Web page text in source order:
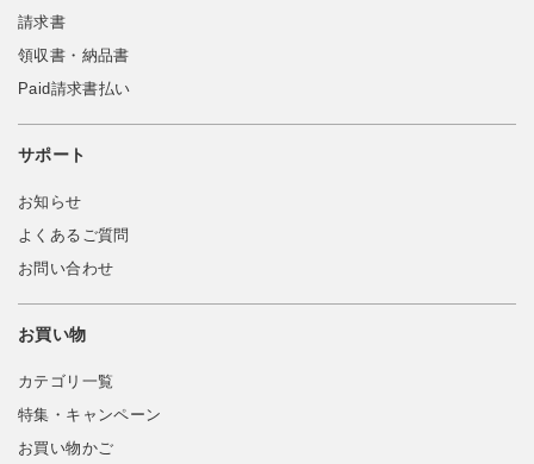
請求書
領収書・納品書
Paid請求書払い
サポート
お知らせ
よくあるご質問
お問い合わせ
お買い物
カテゴリ一覧
特集・キャンペーン
お買い物かご